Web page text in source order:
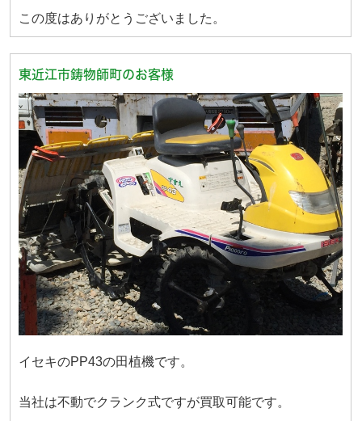
この度はありがとうございました。
東近江市鋳物師町のお客様
イセキのPP43の田植機です。
当社は不動でクランク式ですが買取可能です。